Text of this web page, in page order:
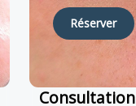
Réserver
Consultation